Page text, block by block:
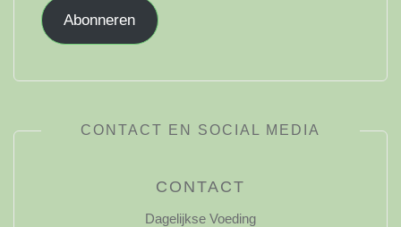
Abonneren
CONTACT EN SOCIAL MEDIA
CONTACT
Dagelijkse Voeding